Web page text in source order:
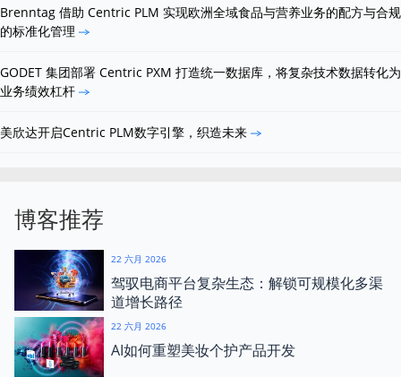
Brenntag 借助 Centric PLM 实现欧洲全域食品与营养业务的配方与合规
的标准化管理
GODET 集团部署 Centric PXM 打造统一数据库，将复杂技术数据转化为
业务绩效杠杆
美欣达开启Centric PLM数字引擎，织造未来
博客推荐
22 六月 2026
驾驭电商平台复杂生态：解锁可规模化多渠
道增长路径
22 六月 2026
AI如何重塑美妆个护产品开发